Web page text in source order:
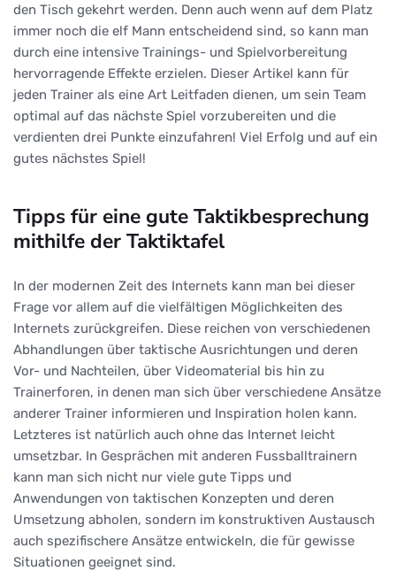
den Tisch gekehrt werden. Denn auch wenn auf dem Platz
immer noch die elf Mann entscheidend sind, so kann man
durch eine intensive Trainings- und Spielvorbereitung
hervorragende Effekte erzielen. Dieser Artikel kann für
jeden Trainer als eine Art Leitfaden dienen, um sein Team
optimal auf das nächste Spiel vorzubereiten und die
verdienten drei Punkte einzufahren! Viel Erfolg und auf ein
gutes nächstes Spiel!
Tipps für eine gute Taktikbesprechung
mithilfe der Taktiktafel
In der modernen Zeit des Internets kann man bei dieser
Frage vor allem auf die vielfältigen Möglichkeiten des
Internets zurückgreifen. Diese reichen von verschiedenen
Abhandlungen über taktische Ausrichtungen und deren
Vor- und Nachteilen, über Videomaterial bis hin zu
Trainerforen, in denen man sich über verschiedene Ansätze
anderer Trainer informieren und Inspiration holen kann.
Letzteres ist natürlich auch ohne das Internet leicht
umsetzbar. In Gesprächen mit anderen Fussballtrainern
kann man sich nicht nur viele gute Tipps und
Anwendungen von taktischen Konzepten und deren
Umsetzung abholen, sondern im konstruktiven Austausch
auch spezifischere Ansätze entwickeln, die für gewisse
Situationen geeignet sind.